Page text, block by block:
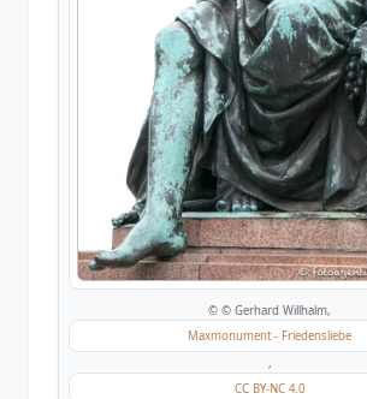
© © Gerhard Willhalm,
Maxmonument - Friedensliebe
,
CC BY-NC 4.0